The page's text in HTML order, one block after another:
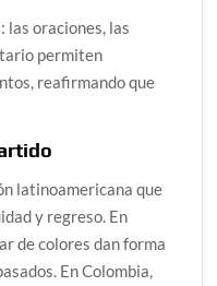
las oraciones, las
permiten
reafirmando que
latinoamericana que
y regreso. En
de colores dan forma
En Colombia,